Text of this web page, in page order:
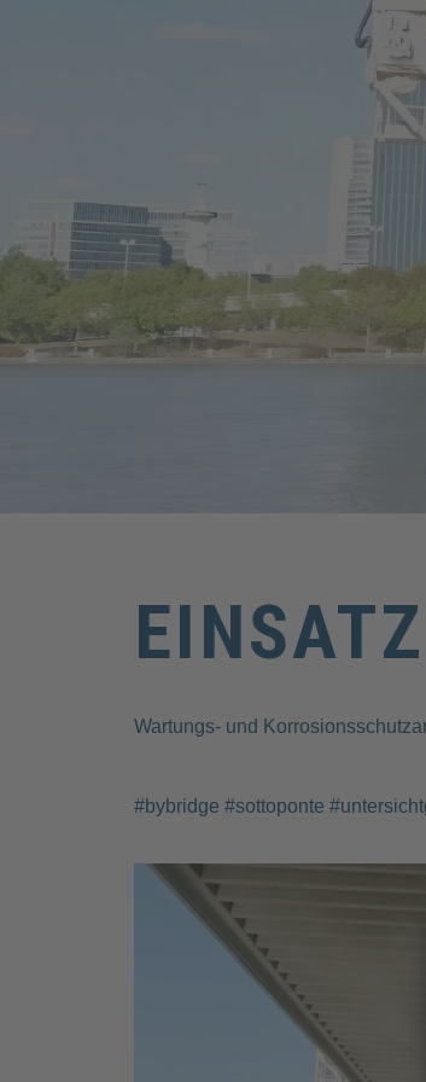
Wartungs- und
#bybridge #sottoponte